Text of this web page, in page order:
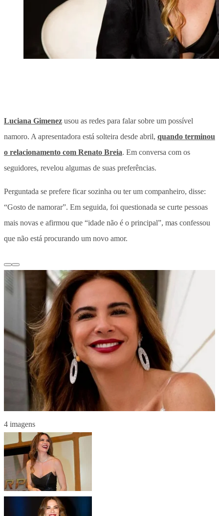
Luciana Gimenez usou as redes para falar sobre um possível
namoro. A apresentadora está solteira desde abril, quando terminou
o relacionamento com Renato Breia. Em conversa com os
seguidores, revelou algumas de suas preferências.
Perguntada se prefere ficar sozinha ou ter um companheiro, disse:
“Gosto de namorar”. Em seguida, foi questionada se curte pessoas
mais novas e afirmou que “idade não é o principal”, mas confessou
que não está procurando um novo amor.
4 imagens